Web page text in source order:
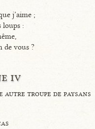
j’aime ;
loups :
de vous ?
iv
autre troupe de paysans